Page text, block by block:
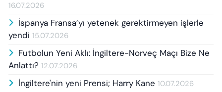
16.07.2026
İspanya Fransa’yı yetenek gerektirmeyen işlerle
yendi 15.07.2026
Futbolun Yeni Aklı: İngiltere-Norveç Maçı Bize Ne
Anlattı? 12.07.2026
İngiltere'nin yeni Prensi; Harry Kane 10.07.2026